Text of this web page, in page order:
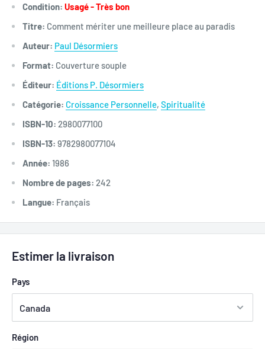
Condition: Usagé - Très bon
Titre: Comment mériter une meilleure place au paradis
Auteur: Paul Désormiers
Format: Couverture souple
Éditeur: Éditions P. Désormiers
Catégorie: Croissance Personnelle, Spiritualité
ISBN-10: 2980077100
ISBN-13: 9782980077104
Année: 1986
Nombre de pages: 242
Langue: Français
Estimer la livraison
Pays
Région